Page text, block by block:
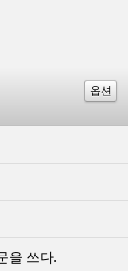
옵션
을 쓰다.